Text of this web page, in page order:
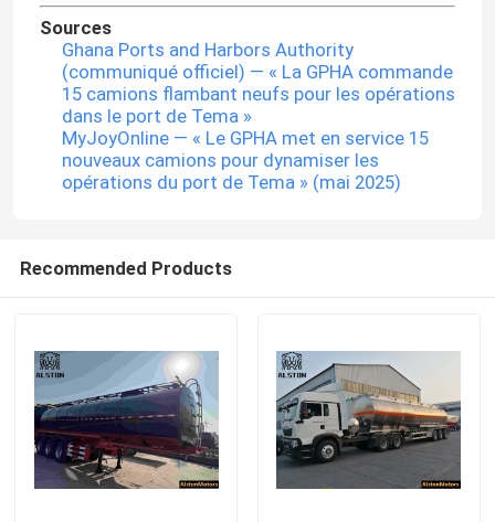
HOWO Tête de tracteur
Camion de fret HOWO
Camion léger Howo
REMORQUE À PLATEAU
remorque à lit bas
Sources
Ghana Ports and Harbors Authority
(communiqué officiel) — « La GPHA commande
15 camions flambant neufs pour les opérations
dans le port de Tema »
MyJoyOnline — « Le GPHA met en service 15
nouveaux camions pour dynamiser les
opérations du port de Tema » (mai 2025)
Recommended Products